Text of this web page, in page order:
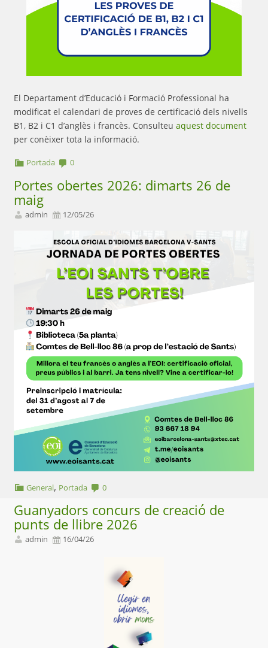
El Departament d’Educació i Formació Professional ha
modificat el calendari de proves de certificació dels nivells
B1, B2 i C1 d’anglès i francès. Consulteu aquest document
per conèixer tota la informació.
Portada 0
Portes obertes 2026: dimarts 26 de
maig
admin 12/05/26
General, Portada 0
Guanyadors concurs de creació de
punts de llibre 2026
admin 16/04/26